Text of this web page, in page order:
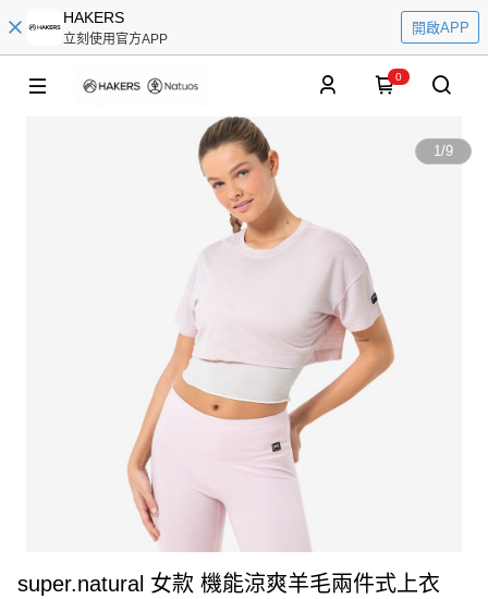
HAKERS
立刻使用官方APP
開啟APP
0
1/9
super.natural 女款 機能涼爽羊毛兩件式上衣